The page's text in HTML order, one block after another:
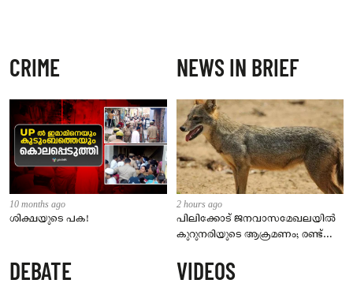
CRIME
10 months ago
ശിക്ഷയുടെ പക!
NEWS IN BRIEF
2 hours ago
പിലിക്കോട് ജനവാസമേഖലയിൽ
കുറുനരിയുടെ ആക്രമണം; രണ്ട്
നിർദേശം നൽകി പഞ്ചായത്ത്
DEBATE VIDEOS